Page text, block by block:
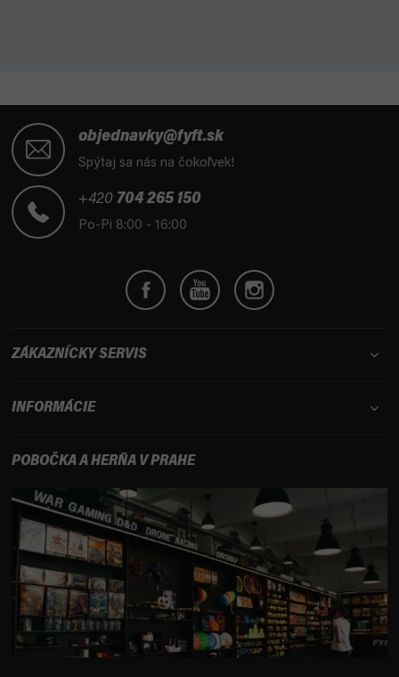
objednavky@fyft.sk
Spýtaj sa nás na čokoľvek!
+420 704 265 150
Po-Pi 8:00 - 16:00
ZÁKAZNÍCKY SERVIS
INFORMÁCIE
POBOČKA A HERŇA V PRAHE